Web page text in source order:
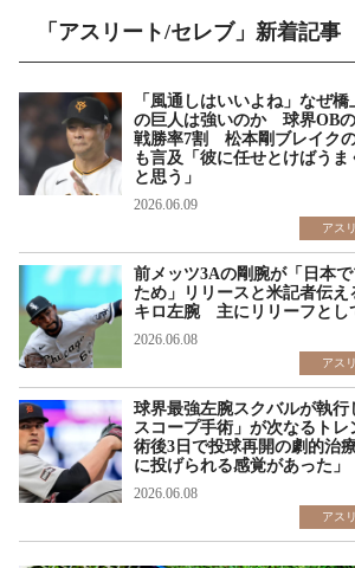
「アスリート/セレブ」新着記事
「風通しはいいよね」なぜ
の巨人は強いのか 球界OB
戦勝率7割 松本剛ブレイク
も言及「彼に任せとけばうま
と思う」
2026.06.09
アス
前メッツ3Aの剛腕が「日本
ため」リリースと米記者伝
キロ左腕 主にリリーフとし
2026.06.08
アス
球界最強左腕スクバルが執行
スコープ手術」が次なるト
術後3日で投球再開の劇的治
に投げられる感覚があった」
2026.06.08
アス